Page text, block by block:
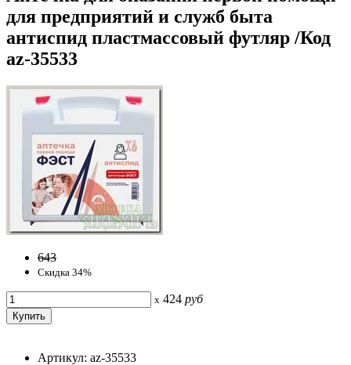
для предприятий и служб быта
антиспид пластмассовый футляр /Код
az-35533
643
Скидка 34%
x 424 руб
Артикул: az-35533